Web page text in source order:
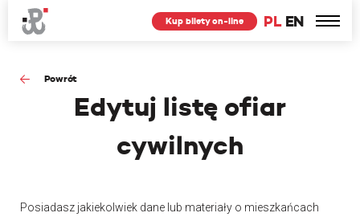
PL EN
Kup bilety on-line
Powrót
Edytuj listę ofiar
cywilnych
Posiadasz jakiekolwiek dane lub materiały o mieszkańcach